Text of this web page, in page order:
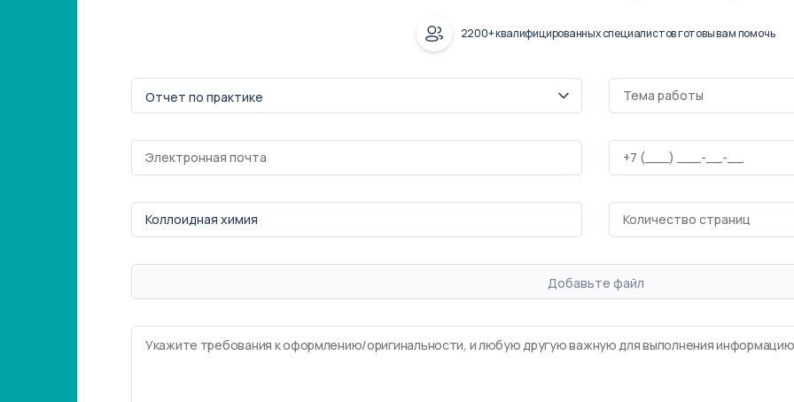
2200+ квалифицированных специалистов готовы вам помочь
Добавьте файл